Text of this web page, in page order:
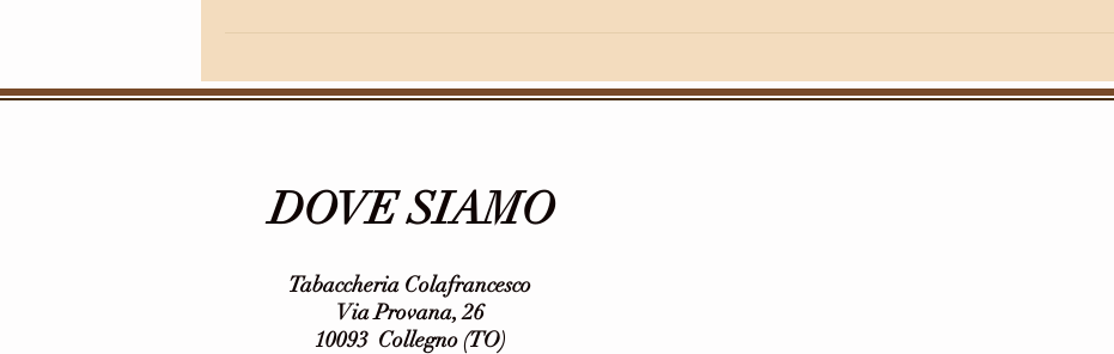
DOVE SIAMO
Tabaccheria Colafrancesco
Via Provana, 26
10093 Collegno (TO)